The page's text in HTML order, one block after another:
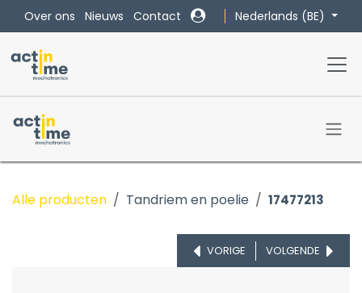
Overslaan naar inhoud
Over ons Nieuws Contact Nederlands (BE)
Alle producten Tandriem en poelie 17477213
VORIGE VOLGENDE